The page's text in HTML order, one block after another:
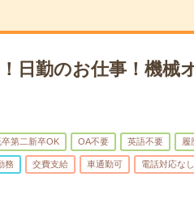
日勤のお仕事！機械
卒第二新卒OK OA不要 英語不要 履
務 交費支給 車通勤可 電話対応なし